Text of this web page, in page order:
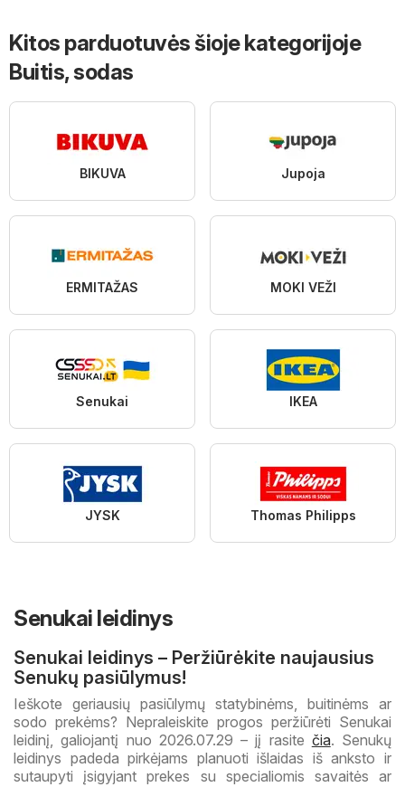
Kitos parduotuvės šioje kategorijoje
Buitis, sodas
BIKUVA Jupoja
ERMITAŽAS MOKI VEŽI
Senukai IKEA
JYSK Thomas Philipps
Senukai leidinys
Senukai leidinys – Peržiūrėkite naujausius
Senukų pasiūlymus!
Ieškote geriausių pasiūlymų statybinėms, buitinėms ar
sodo prekėms? Nepraleiskite progos peržiūrėti Senukai
leidinį, galiojantį nuo 2026.07.29 – jį rasite čia. Senukų
leidinys padeda pirkėjams planuoti išlaidas iš anksto ir
sutaupyti įsigyjant prekes su specialiomis savaitės ar